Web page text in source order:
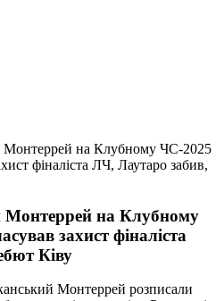
Монтеррей на Клубному ЧС-2025
фіналіста ЛЧ, Лаутаро забив,
Монтеррей на Клубному
захист фіналіста
Ківу
Монтеррей розписали